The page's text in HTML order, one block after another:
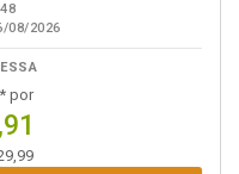
08/2026
por